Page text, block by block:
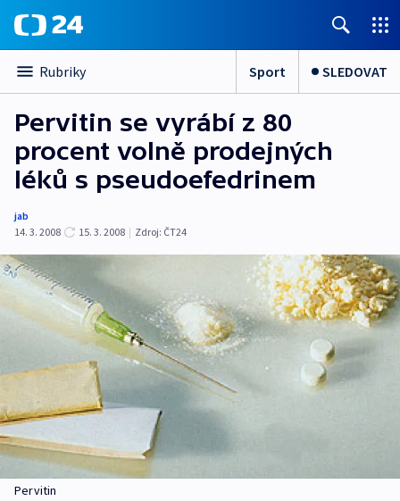
Rubriky Sport SLEDOVAT
Pervitin se vyrábí z 80
procent volně prodejných
léků s pseudoefedrinem
jab
14. 3. 2008
15. 3. 2008 | Zdroj: ČT24
Pervitin